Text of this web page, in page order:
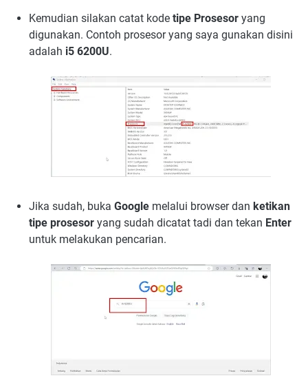
Kemudian silakan catat kode tipe Prosesor yang
digunakan. Contoh prosesor yang saya gunakan disini
adalah i5 6200U.
Jika sudah, buka Google melalui browser dan ketikan
tipe prosesor yang sudah dicatat tadi dan tekan Enter
untuk melakukan pencarian.